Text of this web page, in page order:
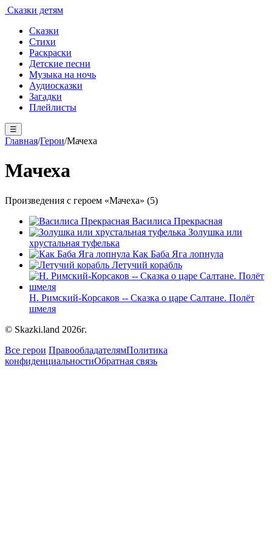
Сказки детям
Сказки
Стихи
Раскраски
Детские песни
Музыка на ночь
Аудиосказки
Загадки
Плейлисты
☰
Главная/Герои/Мачеха
Мачеха
Произведения с героем «Мачеха» (5)
Василиса Прекрасная
Золушка или
хрустальная туфелька
Как Баба Яга лопнула
Летучий корабль
Н. Римский-Корсаков -- Сказка о царе Салтане. Полёт
шмеля
© Skazki.land 2026г.
Все герои ПравообладателямПолитика
конфиденциальностиОбратная связь